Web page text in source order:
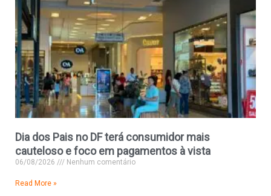
Dia dos Pais no DF terá consumidor mais
cauteloso e foco em pagamentos à vista
06/08/2026 Nenhum comentário
Read More »